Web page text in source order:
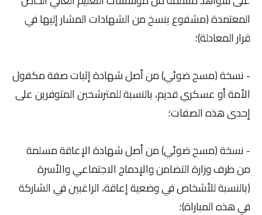
المعتمدة (مشفوع بنسخ من الشهادات المشار إليها في
قرار المعادلة)؛
- نسخة (مسح ضوئي) من أصل شهادة إثبات صفة مكفول
الأمة أو عسكري قديم، بالنسبة للمترشحين المتوفرين على
إحدى هذه الصفات؛
- نسخة (مسح ضوئي) من أصل شهادة الإعاقة مسلمة
من طرف وزارة التضامن والإدماج الاجتماعي والأسرة
(بالنسبة للأشخاص في وضعية إعاقة، الراغبين في الشاركة
في هذه المباراة)؛